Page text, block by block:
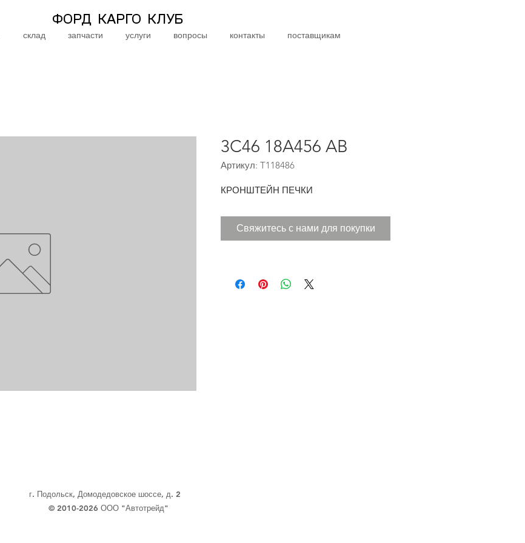
ФОРД КАРГО КЛУБ
склад запчасти услуги вопросы контакты поставщикам
3C46 18A456 AB
Артикул: T118486
КРОНШТЕЙН ПЕЧКИ
Свяжитесь с нами для покупки
г. Подольск, Домодедовское шоссе, д. 2
© 2010-2026 ООО "Автотрейд"